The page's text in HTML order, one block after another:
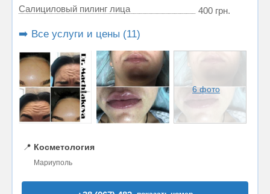
Салициловый пилинг лица
400 грн.
➡️ Все услуги и цены (11)
6 фото
📍 Косметология
Мариуполь